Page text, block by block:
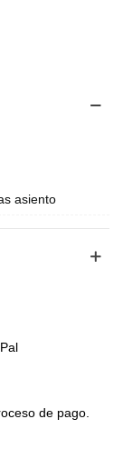
asiento
de pago.